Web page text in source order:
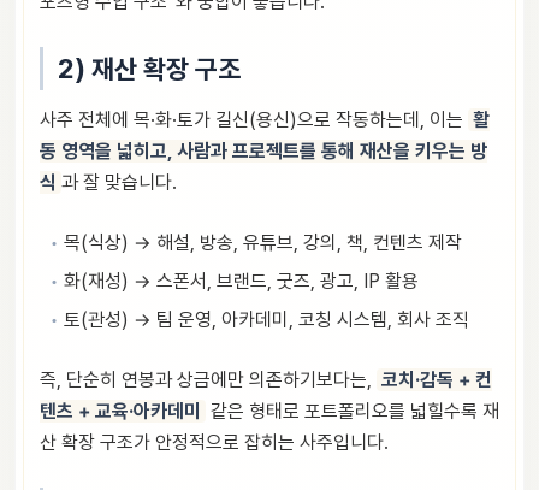
2) 재산 확장 구조
사주 전체에 목·화·토가 길신(용신)으로 작동하는데, 이는 활
동 영역을 넓히고, 사람과 프로젝트를 통해 재산을 키우는 방
식 과 잘 맞습니다.
목(식상) → 해설, 방송, 유튜브, 강의, 책, 컨텐츠 제작
화(재성) → 스폰서, 브랜드, 굿즈, 광고, IP 활용
토(관성) → 팀 운영, 아카데미, 코칭 시스템, 회사 조직
즉, 단순히 연봉과 상금에만 의존하기보다는, 코치·감독 + 컨
텐츠 + 교육·아카데미
같은 형태로 포트폴리오를 넓힐수록 재
산 확장 구조가 안정적으로 잡히는 사주입니다.